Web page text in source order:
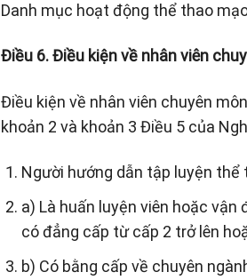
Danh mục hoạt động thể thao
Điều 6. Điều kiện về nhân viên
Điều kiện về nhân viên chuyên
khoản 2 và khoản 3 Điều 5 của
Người hướng dẫn tập luyện
a) Là huấn luyện viên hoặc
có đẳng cấp từ cấp 2 trở lên
b) Có bằng cấp về chuyên